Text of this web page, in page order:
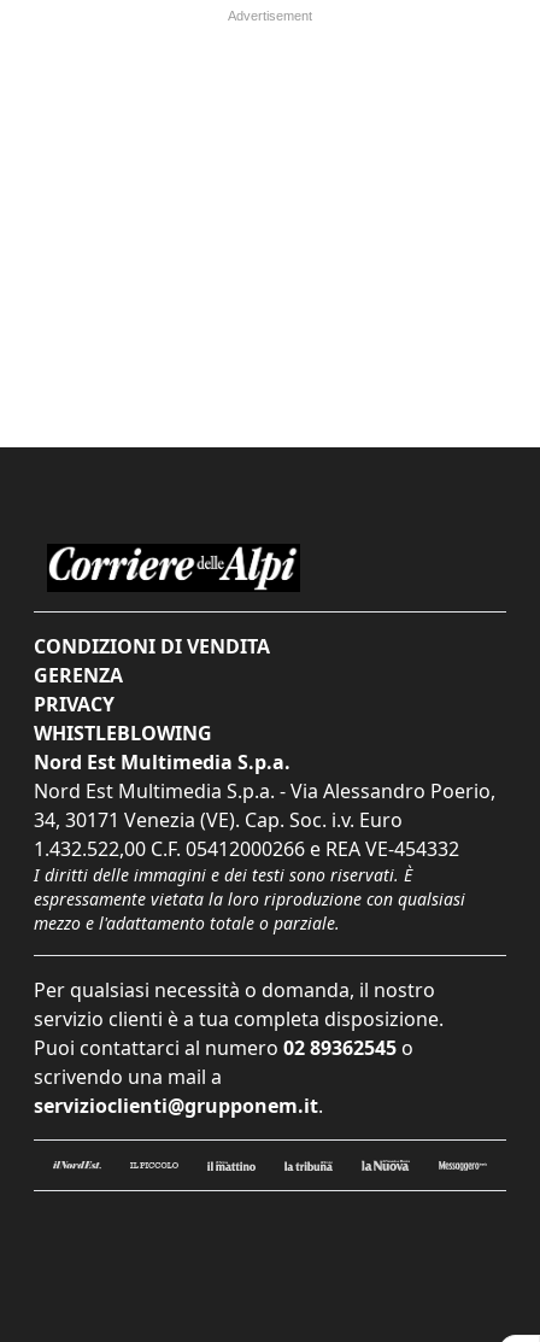
CONDIZIONI DI VENDITA
GERENZA
PRIVACY
WHISTLEBLOWING
Nord Est Multimedia S.p.a.
Nord Est Multimedia S.p.a. - Via Alessandro Poerio,
34, 30171 Venezia (VE). Cap. Soc. i.v. Euro
1.432.522,00 C.F. 05412000266 e REA VE-454332
I diritti delle immagini e dei testi sono riservati. È
espressamente vietata la loro riproduzione con qualsiasi
mezzo e l'adattamento totale o parziale.
Per qualsiasi necessità o domanda, il nostro
servizio clienti è a tua completa disposizione.
Puoi contattarci al numero 02 89362545 o
scrivendo una mail a
servizioclienti@grupponem.it.